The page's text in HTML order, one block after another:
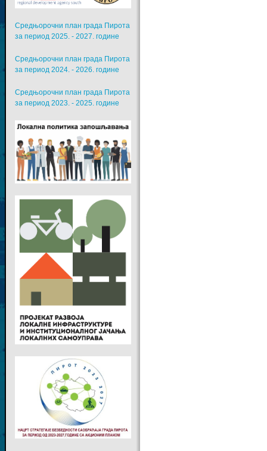
Средњорочни план града Пирота
за период 2025. - 2027. године
Средњорочни план града Пирота
за период 2024. - 2026. године
Средњорочни план града Пирота
за период 2023. - 2025. године